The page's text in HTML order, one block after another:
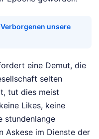
unsere
eine Demut, die
selten
tut dies meist
Likes, keine
stundenlange
Askese im Dienste der